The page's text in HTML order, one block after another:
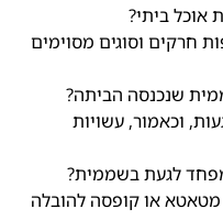
אוכל ביתי?
חרקים וסוגים מסוימים
שנכנסה הביתה?
וכאמור, עשויות
לגעת בשממית?
או קופסה להובלה